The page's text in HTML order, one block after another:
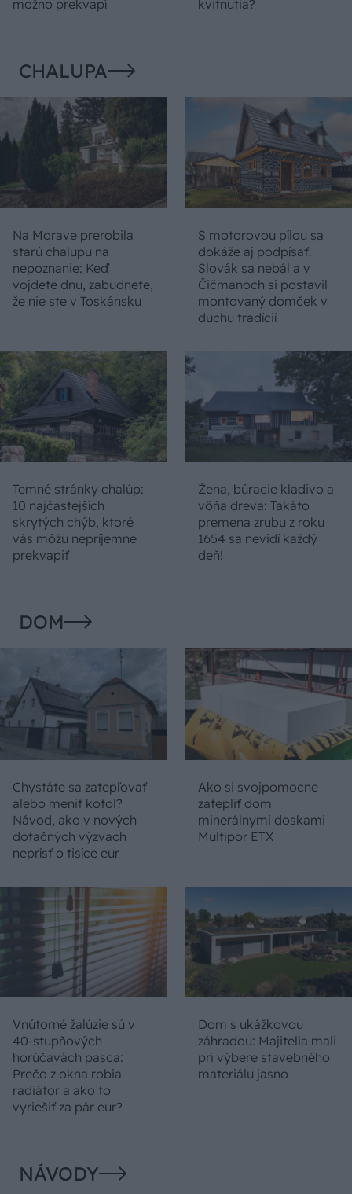
možno prekvapí kvitnutia?
CHALUPA
Na Morave prerobila
starú chalupu na
nepoznanie: Keď
vojdete dnu, zabudnete,
že nie ste v Toskánsku
S motorovou pílou sa
dokáže aj podpísať.
Slovák sa nebál a v
Čičmanoch si postavil
montovaný domček v
duchu tradícií
Temné stránky chalúp:
10 najčastejších
skrytých chýb, ktoré
vás môžu nepríjemne
prekvapiť
Žena, búracie kladivo a
vôňa dreva: Takáto
premena zrubu z roku
1654 sa nevidí každý
deň!
DOM
Chystáte sa zatepľovať
alebo meniť kotol?
Návod, ako v nových
dotačných výzvach
neprísť o tisíce eur
Ako si svojpomocne
zatepliť dom
minerálnymi doskami
Multipor ETX
Vnútorné žalúzie sú v
40-stupňových
horúčavách pasca:
Prečo z okna robia
radiátor a ako to
vyriešiť za pár eur?
Dom s ukážkovou
záhradou: Majitelia mali
pri výbere stavebného
materiálu jasno
NÁVODY